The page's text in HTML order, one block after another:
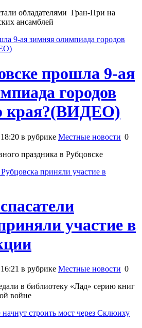
обладателями Гран-При на
ансамблей
прошла 9-ая
городов
края?(ВИДЕО)
в рубрике Местные новости 0
праздника в Рубцовске
участие в
в рубрике Местные новости 0
в библиотеку «Лад» серию книг
войне